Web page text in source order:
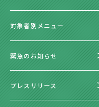
対象者別メニュー
緊急のお知らせ
プレスリリース